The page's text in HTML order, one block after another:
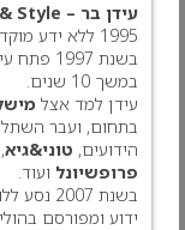
עידן בר – Idan Bar Hair & Style
1995 ללא ידע מוקדם .
בשנת
במשך 10 שנים.
עידן למד אצל
בתחום, ועבר
הידועים, טוני&גיא,
פרופשיונל ועוד.
בשנת
ידוע ומפורסם